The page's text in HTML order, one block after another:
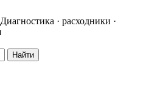
Диагностика · расходники ·
Найти